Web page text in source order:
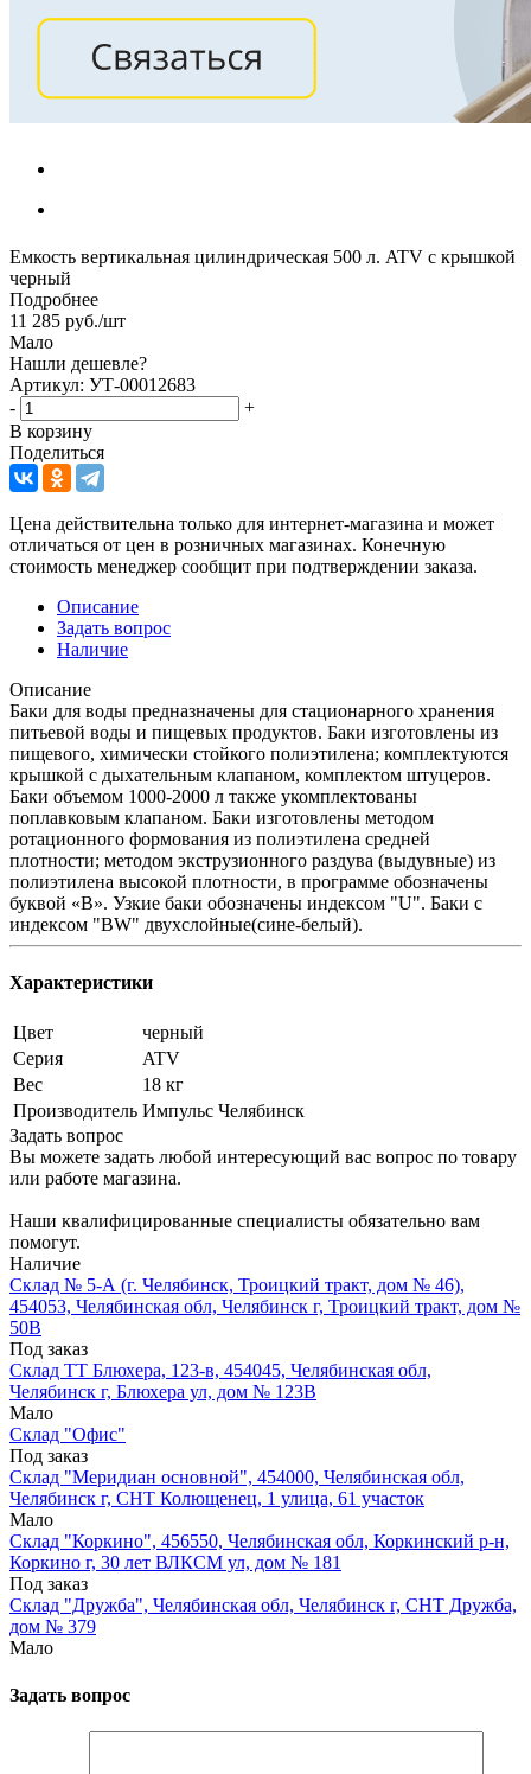
Емкость вертикальная цилиндрическая 500 л. ATV с крышкой
черный
Подробнее
11 285 руб./шт
Мало
Нашли дешевле?
Артикул: УТ-00012683
-
+
В корзину
Поделиться
Цена действительна только для интернет-магазина и может
отличаться от цен в розничных магазинах. Конечную
стоимость менеджер сообщит при подтверждении заказа.
Описание
Задать вопрос
Наличие
Описание
Баки для воды предназначены для стационарного хранения
питьевой воды и пищевых продуктов. Баки изготовлены из
пищевого, химически стойкого полиэтилена; комплектуются
крышкой с дыхательным клапаном, комплектом штуцеров.
Баки объемом 1000-2000 л также укомплектованы
поплавковым клапаном. Баки изготовлены методом
ротационного формования из полиэтилена средней
плотности; методом экструзионного раздува (выдувные) из
полиэтилена высокой плотности, в программе обозначены
буквой «B». Узкие баки обозначены индексом "U". Баки с
индексом "BW" двухслойные(сине-белый).
Характеристики
Цвет
черный
Серия
ATV
Вес
18 кг
Производитель Импульс Челябинск
Задать вопрос
Вы можете задать любой интересующий вас вопрос по товару
или работе магазина.
Наши квалифицированные специалисты обязательно вам
помогут.
Наличие
Склад № 5-А (г. Челябинск, Троицкий тракт, дом № 46),
454053, Челябинская обл, Челябинск г, Троицкий тракт, дом №
50В
Под заказ
Склад ТТ Блюхера, 123-в, 454045, Челябинская обл,
Челябинск г, Блюхера ул, дом № 123В
Мало
Склад "Офис"
Под заказ
Склад "Меридиан основной", 454000, Челябинская обл,
Челябинск г, СНТ Колющенец, 1 улица, 61 участок
Мало
Склад "Коркино", 456550, Челябинская обл, Коркинский р-н,
Коркино г, 30 лет ВЛКСМ ул, дом № 181
Под заказ
Склад "Дружба", Челябинская обл, Челябинск г, СНТ Дружба,
дом № 379
Мало
Задать вопрос